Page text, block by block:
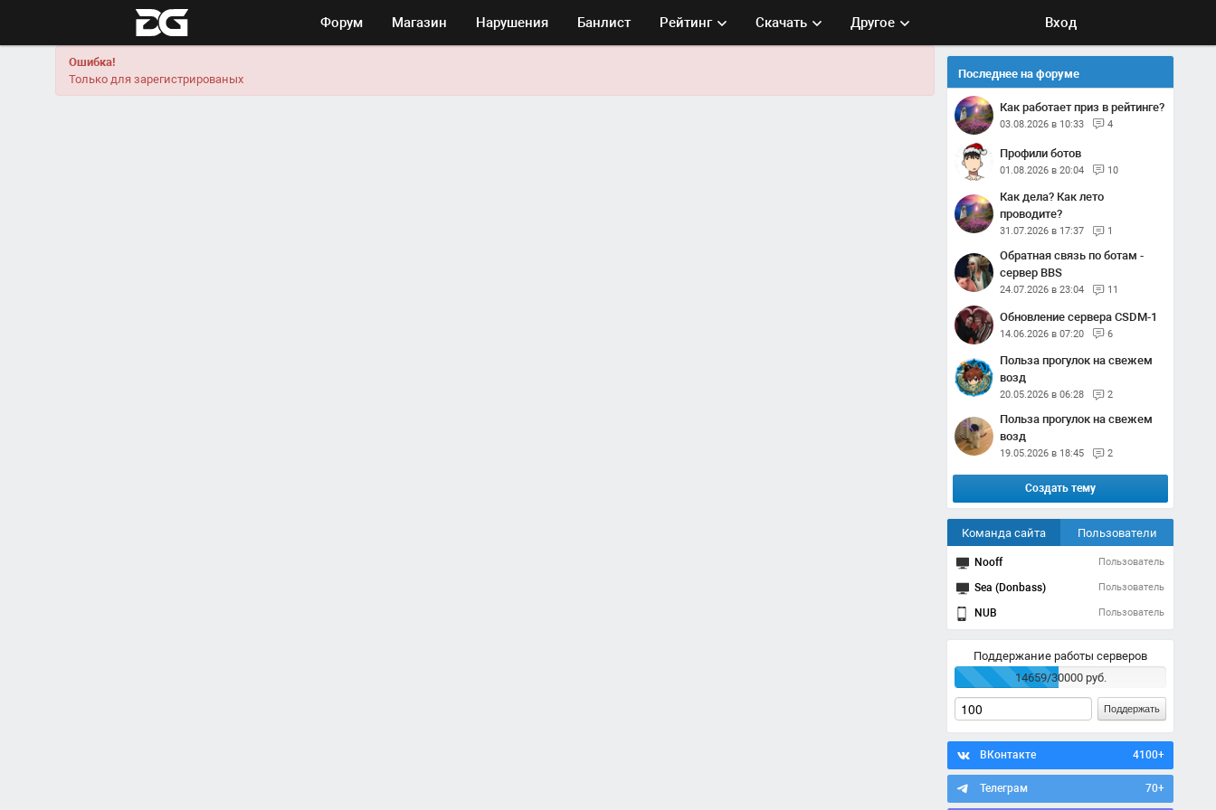
Форум Магазин Нарушения Банлист Рейтинг Скачать Другое Вход
Ошибка!
Только для зарегистрированых
Последнее на форуме
Как работает приз в рейтинге?
03.08.2026 в 10:33 4
Профили ботов
01.08.2026 в 20:04 10
Как дела? Как лето
проводите?
31.07.2026 в 17:37 1
Обратная связь по ботам -
сервер BBS
24.07.2026 в 23:04 11
Обновление сервера CSDM-1
14.06.2026 в 07:20 6
Польза прогулок на свежем
возд
20.05.2026 в 06:28 2
Польза прогулок на свежем
возд
19.05.2026 в 18:45 2
Создать тему
Команда сайта Пользователи
Nooff Пользователь
Sea (Donbass) Пользователь
NUB Пользователь
Поддержание работы серверов
14659/30000 руб.
Поддержать
ВКонтакте 4100+
Телеграм 70+